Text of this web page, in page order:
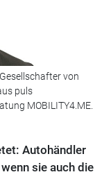
von
puls
MOBILITY4.ME.
Autohändler
sie auch die